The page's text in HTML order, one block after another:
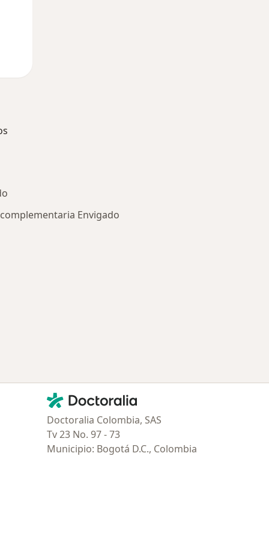
Envigado
Contacto
Doctoralia - Página de inicio
Doctoralia Colombia, SAS
Tv 23 No. 97 - 73
Municipio: Bogotá D.C., Colombia